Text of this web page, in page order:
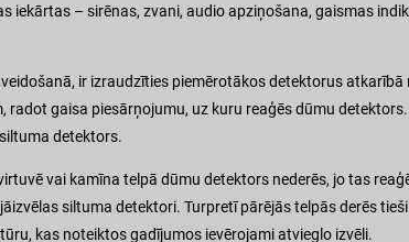
iekārtas – sirēnas, zvani, audio apziņošana, gaismas
ir izraudzīties piemērotākos detektorus
radot gaisa piesārņojumu, uz kuru reaģēs dūmu
detektors.
vai kamīna telpā dūmu detektors nederēs, jo tas
siltuma detektori. Turpretī pārējās telpās derēs
kas noteiktos gadījumos ievērojami atvieglo izvēli.